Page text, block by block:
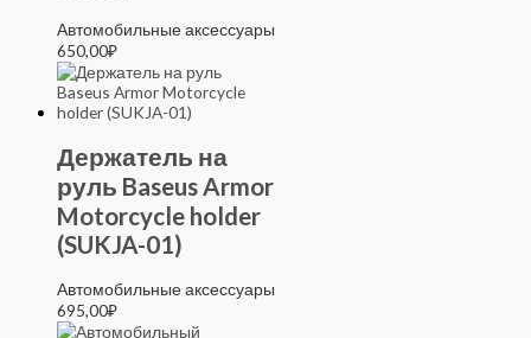
Автомобильные аксессуары
650,00₽
Держатель на
руль Baseus Armor
Motorcycle holder
(SUKJA-01)
Автомобильные аксессуары
695,00₽